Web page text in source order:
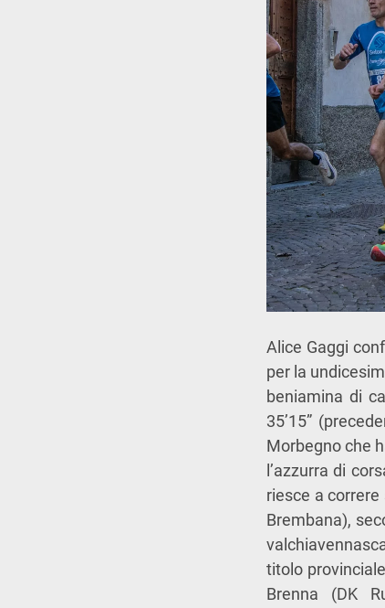
Alice Gaggi
per la
beniamina di
35’15”
Morbegno che
l’azzurra di
riesce a
Brembana),
titolo
Brenna (DK